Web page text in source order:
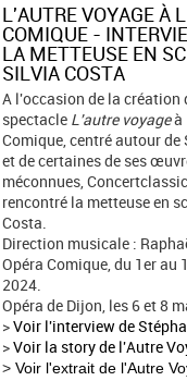
L'AUTRE VOYAGE À
COMIQUE -
LA METTEUSE EN
SILVIA COSTA
A l'occasion de la création
spectacle L'autre voyageà
Comique, centré autour de
et de certaines de ses
méconnues,
rencontré la metteuse en
Costa.
Direction musicale :
Opéra Comique, du 1er au
2024.
Opéra de Dijon, les 6 et 8
>Voir l'interview de
>Voir la story de l'Autre
>Voir l'extrait de l'Autre